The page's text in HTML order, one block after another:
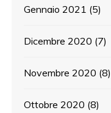
Gennaio 2021 (5)
Dicembre 2020 (7)
Novembre 2020 (8)
Ottobre 2020 (8)